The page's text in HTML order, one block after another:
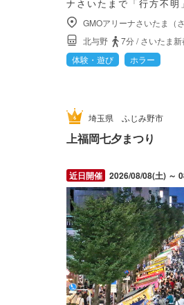
ナさいたまで「行方不明
GMOアリーナさいたま（
北与野
7分/さいたま
体験・遊び
ホラー
埼玉県 ふじみ野市
上福岡七夕まつり
2026/08/08(土) ～